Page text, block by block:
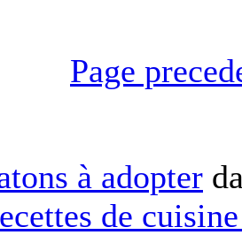
Page
à adopter
de